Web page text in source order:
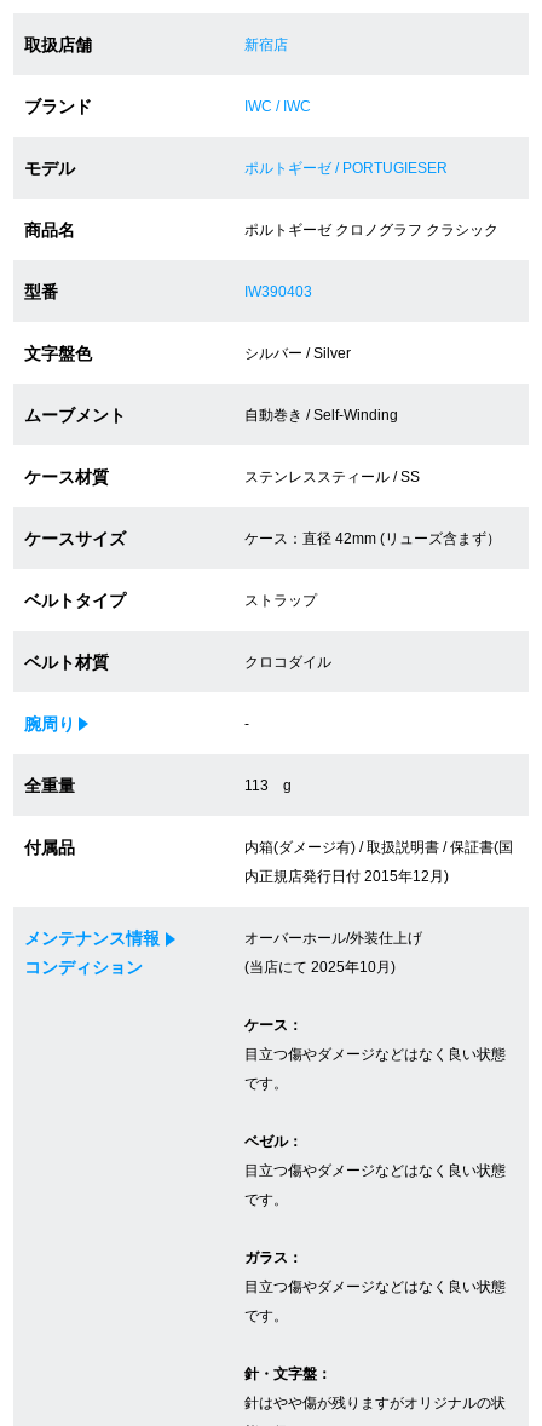
腕時計サイズ調整サービス
店舗受け取りサービス
買取ご成約者様限定5万円クーポン
75%以上保証！中古商品高価買戻し
修理依頼をする
GINZA RASINについて
GINZA RASINの中古腕時計について
銀座本店
取扱店舗 新宿店
ブランド IWC / IWC
モデル ポルトギーゼ / PORTUGIESER
商品名 ポルトギーゼ クロノグラフ クラシック
型番 IW390403
文字盤色 シルバー / Silver
ムーブメント 自動巻き / Self-Winding
ケース材質 ステンレススティール / SS
ケースサイズ ケース：直径 42mm (リューズ含まず）
ベルトタイプ ストラップ
ベルト材質 クロコダイル
腕周り -
全重量 113 g
付属品
内箱(ダメージ有) / 取扱説明書 / 保証書(国
内正規店発行日付 2015年12月)
メンテナンス情報
コンディション
オーバーホール/外装仕上げ
(当店にて 2025年10月)
ケース：
目立つ傷やダメージなどはなく良い状態
です。
ベゼル：
目立つ傷やダメージなどはなく良い状態
です。
ガラス：
目立つ傷やダメージなどはなく良い状態
です。
針・文字盤：
針はやや傷が残りますがオリジナルの状